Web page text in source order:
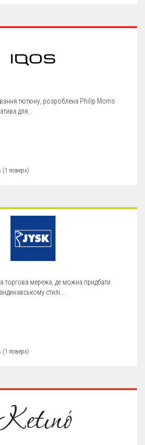
тютюну, розроблена Philip Morris
для...
поверх)
торгова мережа, де можна придбати
стилі....
поверх)